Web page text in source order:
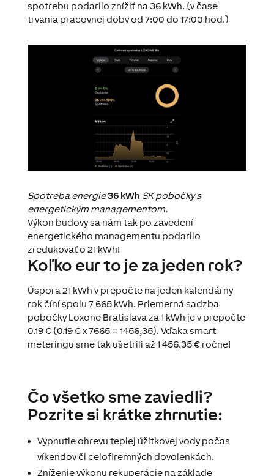
spotrebu podarilo znížiť na 36 kWh. (v čase
trvania pracovnej doby od 7:00 do 17:00 hod.)
Spotreba energie36 kWh SK pobočky s
energetickým managementom.
Výkon budovy sa nám tak po zavedení
energetického managementu podarilo
zredukovať o 21 kWh!
Koľko eur to je za jeden rok?
Úspora 21 kWh v prepočte na jeden kalendárny
rok číní spolu 7 665 kWh. Priemerná sadzba
pobočky Loxone Bratislava za 1 kWh je v prepočte
0.19 € (0.19 € x 7665 = 1456,35). Vďaka smart
meteringu sme tak ušetrili až 1 456,35 € ročne!
Čo všetko sme zaviedli?
Pozrite si krátke zhrnutie:
Vypnutie ohrevu teplej úžitkovej vody počas
víkendov či celofiremných dovolenkách.
Zníženie výkonu rekuperácie na základe